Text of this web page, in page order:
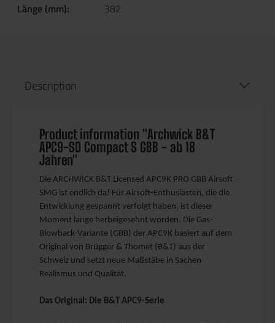
Länge (mm):
382
Description
Product information "Archwick B&T
APC9-SD Compact S GBB - ab 18
Jahren"
Die ARCHWICK B&T Licensed APC9K PRO GBB Airsoft
SMG ist endlich da! Für Airsoft-Enthusiasten, die die
Entwicklung gespannt verfolgt haben, ist dieser
Moment lange herbeigesehnt worden. Die Gas-
Blowback-Variante (GBB) der APC9K basiert auf dem
Original von Brügger & Thomet (B&T) aus der
Schweiz und setzt neue Maßstäbe in Sachen
Realismus und Qualität.
Das Original: Die B&T APC9-Serie